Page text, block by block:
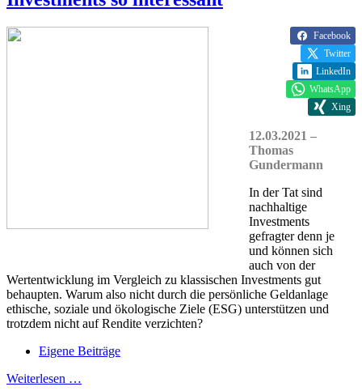
Facebook
Twitter
LinkedIn
WhatsApp
Xing
12.03.2021 –
Thomas
Gundermann
In der Tat sind
nachhaltige
Investments
gefragter denn je
und können sich
auch von der
Wertentwicklung im Vergleich zu klassischen Investments gut
behaupten. Warum also nicht durch die persönliche Geldanlage
ethische, soziale und ökologische Ziele (ESG) unterstützen und
trotzdem nicht auf Rendite verzichten?
Eigene Beiträge
Weiterlesen …